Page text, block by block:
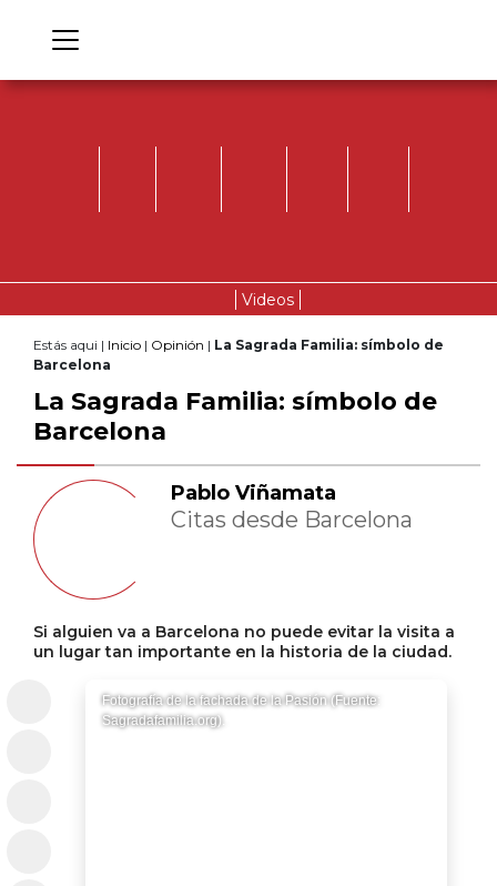
Videos
Estás aqui | Inicio | Opinión | La Sagrada Familia: símbolo de
Barcelona
La Sagrada Familia: símbolo de
Barcelona
Pablo Viñamata
Citas desde Barcelona
Si alguien va a Barcelona no puede evitar la visita a
un lugar tan importante en la historia de la ciudad.
Fotografía de la fachada de la Pasión (Fuente:
Sagradafamilia.org).